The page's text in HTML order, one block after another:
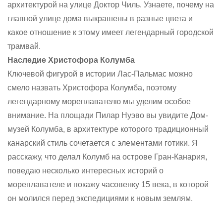
архитектурой на улице Доктор Чиль. Узнаете, почему на
главной улице дома выкрашены в разные цвета и
какое отношение к этому имеет легендарный городской
трамвай.
Наследие Христофора Колумба
Ключевой фигурой в истории Лас-Пальмас можно
смело назвать Христофора Колумба, поэтому
легендарному мореплавателю мы уделим особое
внимание. На площади Пилар Нуэво вы увидите Дом-
музей Колумба, в архитектуре которого традиционный
канарский стиль сочетается с элементами готики. Я
расскажу, что делал Колумб на острове Гран-Канария,
поведаю несколько интересных историй о
мореплавателе и покажу часовенку 15 века, в которой
он молился перед экспедициями к новым землям.